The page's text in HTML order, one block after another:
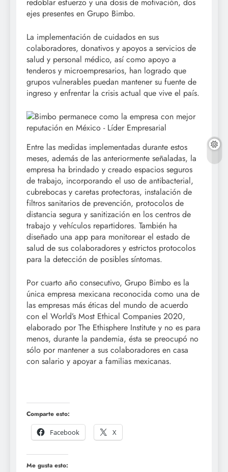
redoblar esfuerzo y una dosis de motivación, dos
ejes presentes en Grupo Bimbo.
La implementación de cuidados en sus
colaboradores, donativos y apoyos a servicios de
salud y personal médico, así como apoyo a
tenderos y microempresarios, han logrado que
grupos vulnerables puedan mantener su fuente de
ingreso y enfrentar la crisis actual que vive el país.
Entre las medidas implementadas durante estos
meses, además de las anteriormente señaladas, la
empresa ha brindado y creado espacios seguros
de trabajo, incorporando el uso de antibacterial,
cubrebocas y caretas protectoras, instalación de
filtros sanitarios de prevención, protocolos de
distancia segura y sanitización en los centros de
trabajo y vehículos repartidores. También ha
diseñado una app para monitorear el estado de
salud de sus colaboradores y estrictos protocolos
para la detección de posibles síntomas.
Por cuarto año consecutivo, Grupo Bimbo es la
única empresa mexicana reconocida como una de
las empresas más éticas del mundo de acuerdo
con el World’s Most Ethical Companies 2020,
elaborado por The Ethisphere Institute y no es para
menos, durante la pandemia, ésta se preocupó no
sólo por mantener a sus colaboradores en casa
con salario y apoyar a familias mexicanas.
Comparte esto:
Facebook
X
Me gusta esto: